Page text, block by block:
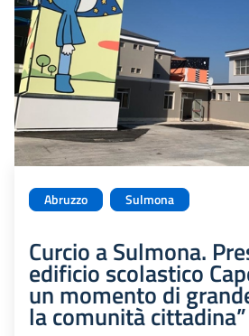
Abruzzo Sulmona
Curcio a Sulmona.
edificio scolastico
un momento di
la comunità cittadina”